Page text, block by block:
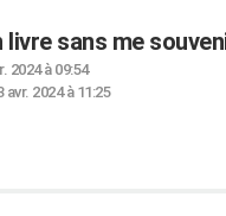
livre sans me
2024 à 09:54
avr. 2024 à 11:25